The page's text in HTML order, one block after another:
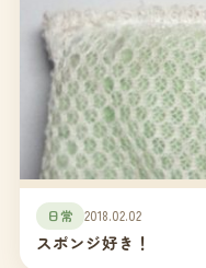
日常 2018.02.02
スポンジ好き！